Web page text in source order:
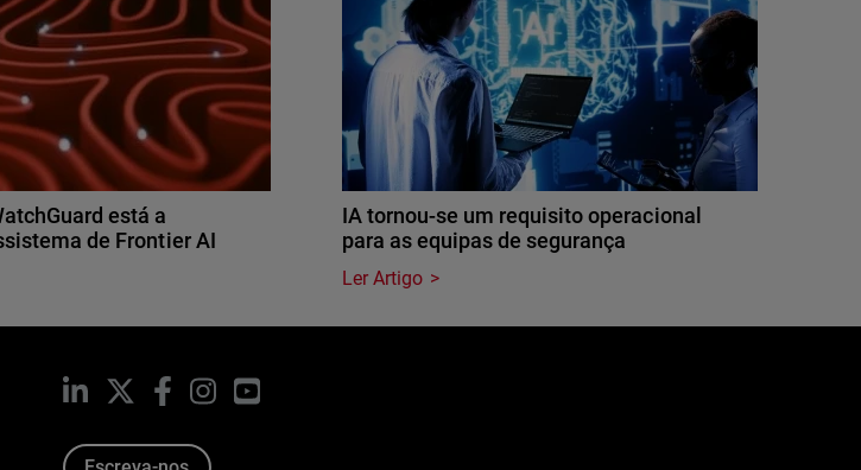
está a
de Frontier AI
IA tornou-se um requisito operacional
para as equipas de segurança
Ler Artigo
LinkedIn Facebook
InstagramYouTube